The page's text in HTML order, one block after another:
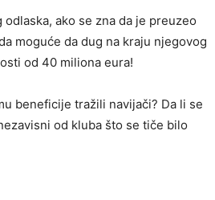
ako se zna da je preuzeo
moguće da dug na kraju njegovog
od 40 miliona eura!
beneficije tražili navijači? Da li se
od kluba što se tiče bilo